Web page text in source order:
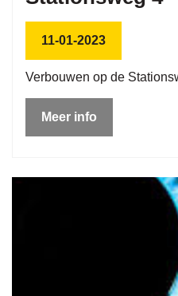
11-01-2023
Verbouwen op de
Meer info